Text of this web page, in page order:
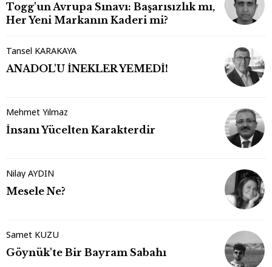
Togg'un Avrupa Sınavı: Başarısızlık mı,
Her Yeni Markanın Kaderi mi?
Tansel KARAKAYA
ANADOL'U İNEKLER YEMEDİ!
Mehmet Yılmaz
İnsanı Yücelten Karakterdir
Nilay AYDIN
Mesele Ne?
Samet KUZU
Göynük'te Bir Bayram Sabahı